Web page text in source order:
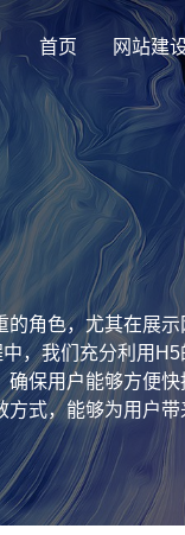
首页 网站建
角色，尤其在展
，我们充分利用
保用户能够方便
式，能够为用户